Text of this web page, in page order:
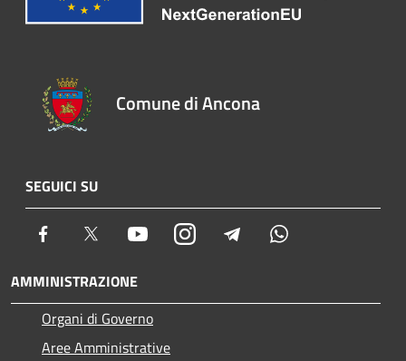
Comune di Ancona
SEGUICI SU
Facebook Twitter YoutubeInstagram Telegram
AMMINISTRAZIONE
Organi di Governo
Aree Amministrative